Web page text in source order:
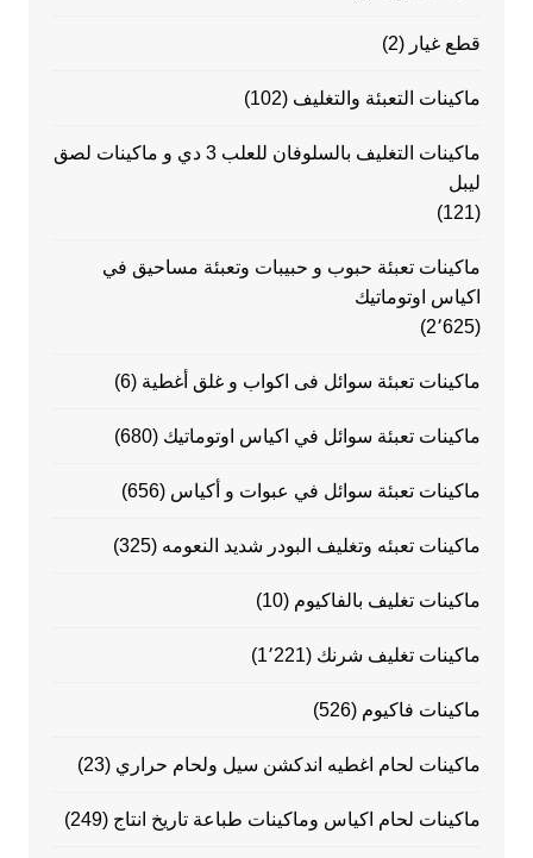
قطع غيار (2)
ماكينات التعبئة والتغليف (102)
ماكينات التغليف بالسلوفان للعلب 3 دي و ماكينات لصق
ليبل
(121)
ماكينات تعبئة حبوب و حبيبات وتعبئة مساحيق في
اكياس اوتوماتيك
(2٬625)
ماكينات تعبئة سوائل فى اكواب و غلق أغطية (6)
ماكينات تعبئة سوائل في اكياس اوتوماتيك (680)
ماكينات تعبئة سوائل في عبوات و أكياس (656)
ماكينات تعبئه وتغليف البودر شديد النعومه (325)
ماكينات تغليف بالفاكيوم (10)
ماكينات تغليف شرنك (1٬221)
ماكينات فاكيوم (526)
ماكينات لحام اغطيه اندكشن سيل ولحام حراري (23)
ماكينات لحام اكياس وماكينات طباعة تاريخ انتاج (249)